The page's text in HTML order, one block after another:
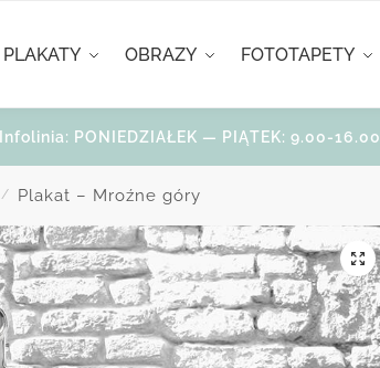
PLAKATY OBRAZY FOTOTAPETY
Infolinia: PONIEDZIAŁEK — PIĄTEK: 9.00-16.00
/ Plakat – Mroźne góry